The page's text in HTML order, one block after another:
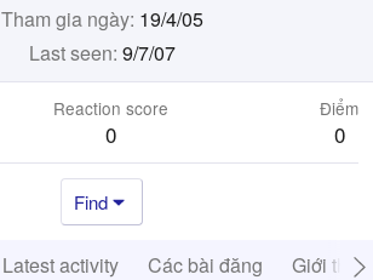
Tham gia ngày 19/4/05
Last seen 9/7/07
Reaction score
0
Điểm
0
Find
Latest activity Các bài đăng Giới thiệu